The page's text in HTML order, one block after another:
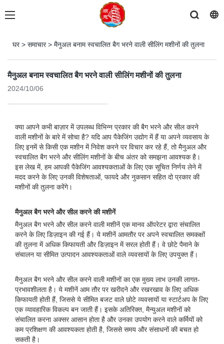
घर> समाचार> मैनुअल बनाम स्वचालित बैग भरने वाली सीलिंग मशीनों की तुलना
मैनुअल बनाम स्वचालित बैग भरने वाली सीलिंग मशीनों की तुलना
2024/10/06
क्या आपने कभी बाज़ार में उपलब्ध विभिन्न प्रकार की बैग भरने और सील करने
वाली मशीनों के बारे में सोचा है? यदि आप पैकेजिंग उद्योग में हैं या अपने व्यवसाय के
लिए इनमें से किसी एक मशीन में निवेश करने पर विचार कर रहे हैं, तो मैनुअल और
स्वचालित बैग भरने और सीलिंग मशीनों के बीच अंतर को समझना आवश्यक है।
इस लेख में, हम आपकी पैकेजिंग आवश्यकताओं के लिए एक सूचित निर्णय लेने में
मदद करने के लिए उनकी विशेषताओं, फायदे और नुकसान सहित दो प्रकार की
मशीनों की तुलना करेंगे।
मैनुअल बैग भरने और सील करने की मशीनें
मैनुअल बैग भरने और सील करने वाली मशीनें एक मानव ऑपरेटर द्वारा संचालित
करने के लिए डिज़ाइन की गई हैं। ये मशीनें आमतौर पर अपने स्वचालित समकक्षों
की तुलना में अधिक किफायती और डिज़ाइन में सरल होती हैं। वे छोटे पैमाने के
संचालन या सीमित उत्पादन आवश्यकताओं वाले व्यवसायों के लिए उपयुक्त हैं।
मैनुअल बैग भरने और सील करने वाली मशीनों का एक मुख्य लाभ उनकी लागत-
प्रभावशीलता है। ये मशीनें आम तौर पर खरीदने और रखरखाव के लिए अधिक
किफायती होती हैं, जिससे ये सीमित बजट वाले छोटे व्यवसायों या स्टार्टअप के लिए
एक व्यावहारिक विकल्प बन जाती हैं। इसके अतिरिक्त, मैन्युअल मशीनों को
संचालित करना अक्सर आसान होता है और उनका उपयोग करने वाले कर्मियों को
कम प्रशिक्षण की आवश्यकता होती है, जिससे समय और संसाधनों की बचत हो
सकती है।